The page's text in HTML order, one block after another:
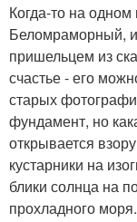
Когда-то на
Беломраморный,
пришельцем из
счастье - его
старых
фундамент, но
открывается
кустарники на
блики солнца на
прохладного моря.